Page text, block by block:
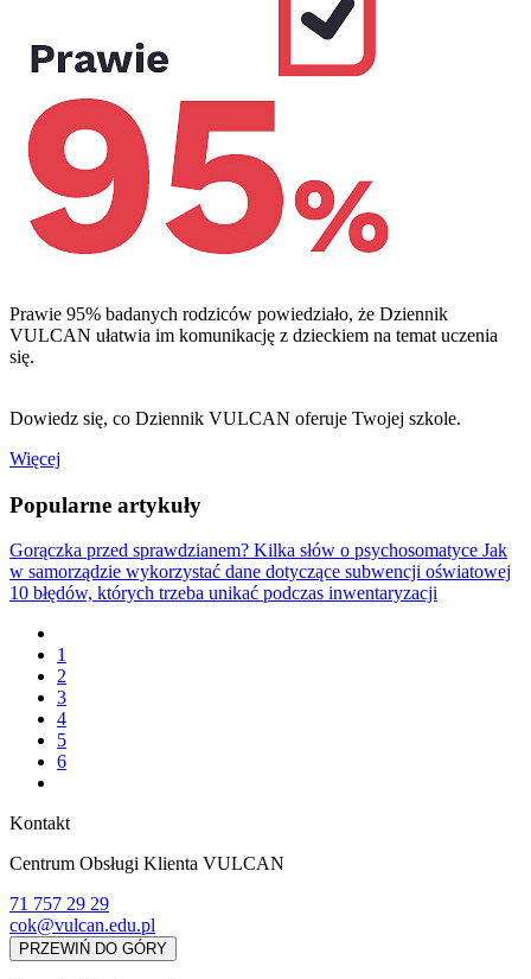
Prawie 95% badanych rodziców powiedziało, że Dziennik
VULCAN ułatwia im komunikację z dzieckiem na temat uczenia
się.
Dowiedz się, co Dziennik VULCAN oferuje Twojej szkole.
Więcej
Popularne artykuły
Gorączka przed sprawdzianem? Kilka słów o psychosomatyce Jak
w samorządzie wykorzystać dane dotyczące subwencji oświatowej
10 błędów, których trzeba unikać podczas inwentaryzacji
1
2
3
4
5
6
Kontakt
Centrum Obsługi Klienta VULCAN
71 757 29 29
cok@vulcan.edu.pl
PRZEWIŃ DO GÓRY